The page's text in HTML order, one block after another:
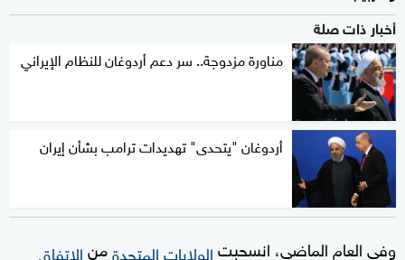
أخبار ذات صلة
مناورة مزدوجة.. سر دعم أردوغان للنظام الإيراني
أردوغان "يتحدى" تهديدات ترامب بشأن إيران
وفي العام الماضي، انسحبتالولايات المتحدةمنالاتفاق